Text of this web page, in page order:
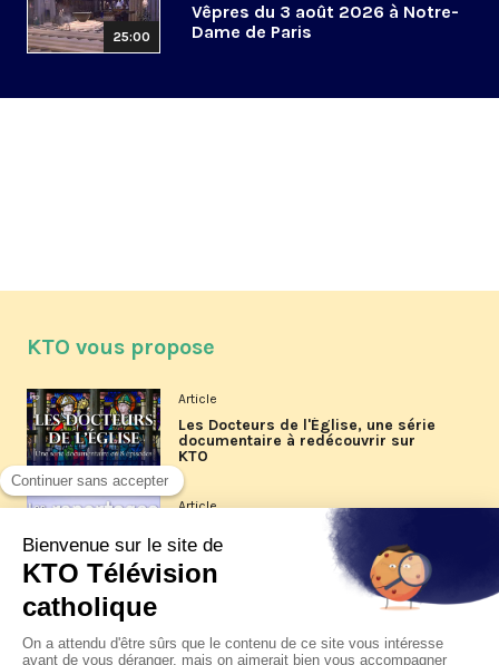
25:00
Vêpres du 3 août 2026 à Notre-
Dame de Paris
KTO vous propose
Article
Les Docteurs de l'Église, une série
documentaire à redécouvrir sur
KTO
Article
Les reportages d'été 2026 de KTO
La visite pastorale du pape Léon
XIV à Assise à suivre sur KTO le